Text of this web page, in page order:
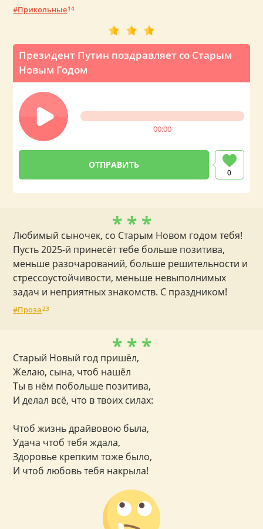
Президент Путин поздравляет со Старым
Новым Годом
00:00
0
Прикольные14
* * *
Любимый сыночек, со Старым Новом годом тебя!
Пусть 2025-й принесёт тебе больше позитива,
меньше разочарований, больше решительности и
стрессоустойчивости, меньше невыполнимых
задач и неприятных знакомств. С праздником!
Проза23
* * *
Старый Новый год пришёл,
Желаю, сына, чтоб нашёл
Ты в нём побольше позитива,
И делал всё, что в твоих силах:
Чтоб жизнь драйвовою была,
Удача чтоб тебя ждала,
Здоровье крепким тоже было,
И чтоб любовь тебя накрыла!